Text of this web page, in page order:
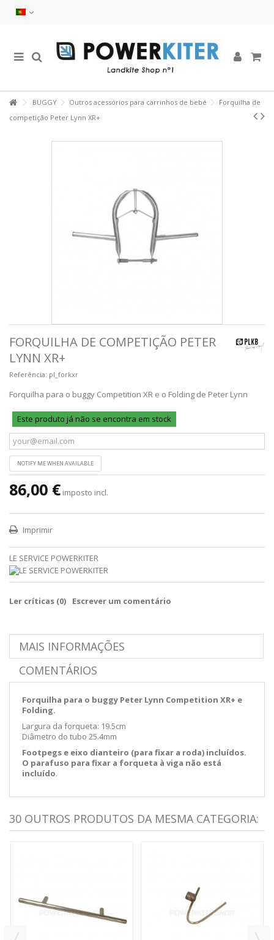
BUGGY Outros acessórios para carrinhos de bebé
Forquilha de
competição Peter Lynn XR+
FORQUILHA DE COMPETIÇÃO PETER
LYNN XR+
Referência: pl_forkxr
Forquilha para o buggy Competition XR e o Folding de Peter Lynn
Este produto já não se encontra em stock
NOTIFY ME WHEN AVAILABLE
86,00 € imposto incl.
Imprimir
LE SERVICE POWERKITER
Ler críticas (0) Escrever um comentário
MAIS INFORMAÇÕES
COMENTÁRIOS
Forquilha para o buggy Peter Lynn Competition XR+ e
Folding.
Largura da forqueta: 19.5cm
Diâmetro do tubo 25.4mm
Footpegs e eixo dianteiro (para fixar a roda) incluídos.
O parafuso para fixar a forqueta à viga não está
incluído.
30 OUTROS PRODUTOS DA MESMA CATEGORIA: